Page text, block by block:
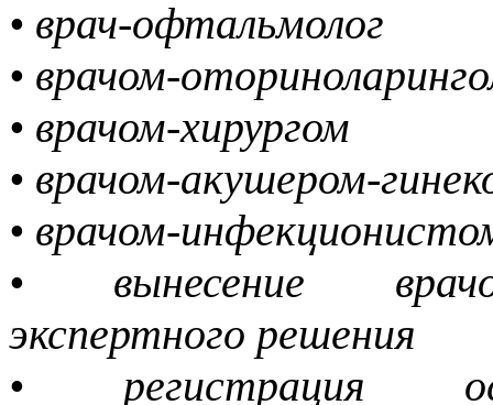
• врач-офтальмолог
• врачом-
• врачом-хирургом
• врачом-акушером-
• врачом-
• вынесение
экспертного решения
• регистрация